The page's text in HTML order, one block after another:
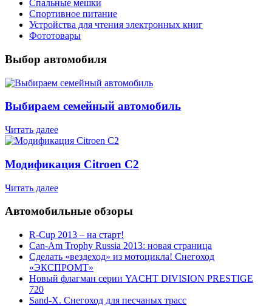
Спальные мешки
Спортивное питание
Устройства для чтения электронных книг
Фототовары
Выбор автомобиля
Выбираем семейный автомобиль
Читать далее
Модификация Citroen С2
Читать далее
Автомобильные обзоры
R-Cup 2013 – на старт!
Can-Am Trophy Russia 2013: новая страница
Сделать «вездеход» из мотоцикла! Снегоход
«ЭКСПРОМТ»
Новый флагман серии YACHT DIVISION PRESTIGE
720
Sand-X. Снегоход для песчаных трасс